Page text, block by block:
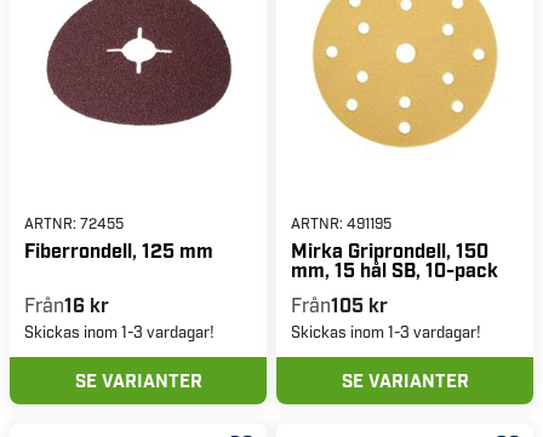
ARTNR: 72455
Fiberrondell, 125 mm
Från16 kr
Skickas inom 1-3 vardagar!
SE VARIANTER
ARTNR: 491195
Mirka Griprondell, 150
mm, 15 hål SB, 10-pack
Från105 kr
Skickas inom 1-3 vardagar!
SE VARIANTER